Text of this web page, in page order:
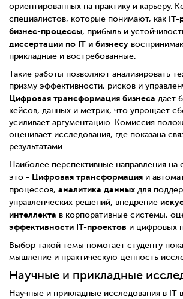
ориентированных на практику и карьеру.
специалистов, которые понимают, как IT-
бизнес-процессы, прибыль и
диссертации по IT и бизнесу
прикладные и востребованные.
Такие работы позволяют анализировать
призму эффективности, рисков и
Цифровая трансформация бизнеса дает
кейсов, данных и метрик, что упрощает
усиливает аргументацию. Комиссия
оценивает исследования, где показана
результатами.
Наиболее перспективные направления на
это - Цифровая трансформация и
процессов, аналитика данных для
управленческих решений, внедрение
интеллекта в корпоративные системы,
эффективности IT-проектов и цифровых
Выбор такой темы помогает студенту
мышление и практическую ценность
Научные и прикладные
Научные и прикладные исследования в IT